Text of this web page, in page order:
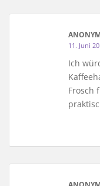
11. Juni
Ich
Frosch